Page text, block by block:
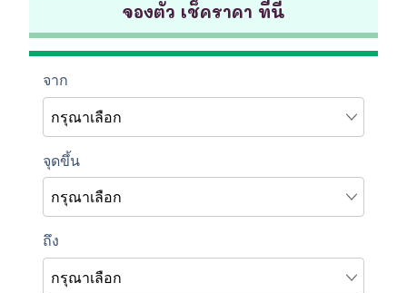
จองตั๋ว เช็คราคา ที่นี่